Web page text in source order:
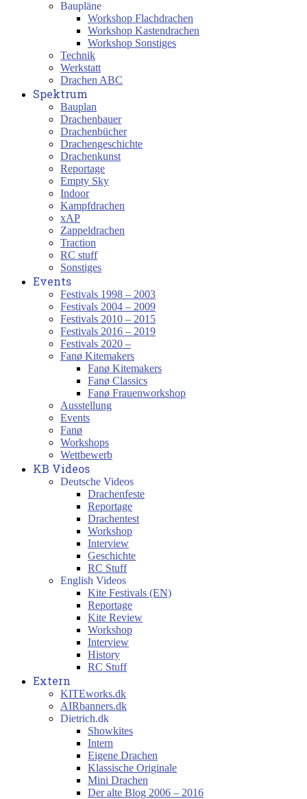
Baupläne
Workshop Flachdrachen
Workshop Kastendrachen
Workshop Sonstiges
Technik
Werkstatt
Drachen ABC
Spektrum
Bauplan
Drachenbauer
Drachenbücher
Drachengeschichte
Drachenkunst
Reportage
Empty Sky
Indoor
Kampfdrachen
xAP
Zappeldrachen
Traction
RC stuff
Sonstiges
Events
Festivals 1998 – 2003
Festivals 2004 – 2009
Festivals 2010 – 2015
Festivals 2016 – 2019
Festivals 2020 –
Fanø Kitemakers
Fanø Kitemakers
Fanø Classics
Fanø Frauenworkshop
Ausstellung
Events
Fanø
Workshops
Wettbewerb
KB Videos
Deutsche Videos
Drachenfeste
Reportage
Drachentest
Workshop
Interview
Geschichte
RC Stuff
English Videos
Kite Festivals (EN)
Reportage
Kite Review
Workshop
Interview
History
RC Stuff
Extern
KITEworks.dk
AIRbanners.dk
Dietrich.dk
Showkites
Intern
Eigene Drachen
Klassische Originale
Mini Drachen
Der alte Blog 2006 – 2016